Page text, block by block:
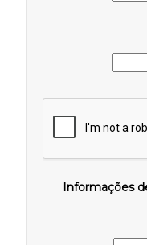
Informações